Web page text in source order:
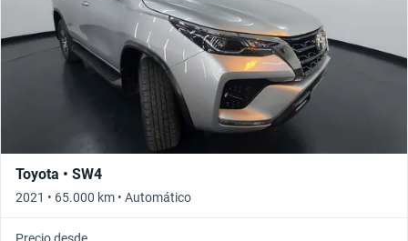
Toyota • SW4
2021 • 65.000 km • Automático